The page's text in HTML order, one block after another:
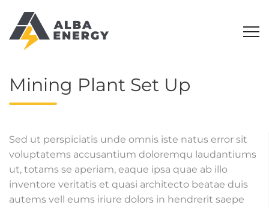
Mining Plant Set Up
Sed ut perspiciatis unde omnis iste natus error sit
voluptatems accusantium doloremqu laudantiums
ut, totams se aperiam, eaque ipsa quae ab illo
inventore veritatis et quasi architecto beatae duis
autems vell eums iriure dolors in hendrerit saepe